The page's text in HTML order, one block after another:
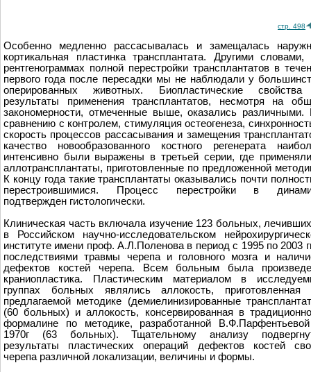
стр. 498
Особенно медленно рассасывалась и замещалась
кортикальная пластинка трансплантата. Другими словами,
рентгенограммах полной перестройки трансплантатов в
первого года после пересадки мы не наблюдали у
оперированных животных. Биопластические
результаты применения трансплантатов, несмотря на
закономерности, отмеченные выше, оказались различными.
сравнению с контролем, стимуляция остеогенеза,
скорость процессов рассасывания и замещения
качество новообразованного костного регенерата
интенсивно были выражены в третьей серии, где
аллотрансплантаты, приготовленные по предложенной
К концу года такие трансплантаты оказывались почти
перестроившимися. Процесс перестройки в
подтверждeн гистологически.
Клиническая часть включала изучение 123 больных,
в Российском научно-исследовательском
институте имени проф. А.Л.Поленова в период с 1995 по 2003
последствиями травмы черепа и головного мозга и
дефектов костей черепа. Всем больным была
краниопластика. Пластическим материалом в
группах больных являлись аллокость, приготовленная
предлагаемой методике (демиелинизированные
(60 больных) и аллокость, консервированная в
формалине по методике, разработанной
1970г (63 больных). Тщательному анализу
результаты пластических операций дефектов костей
черепа различной локализации, величины и формы.